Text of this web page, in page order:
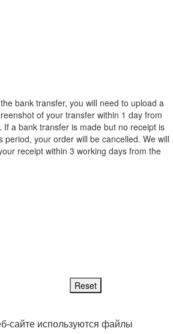
сайте используются файлы
bank transfer, you will need to upload a
of your transfer within 1 day from
If a bank transfer is made but no receipt is
period, your order will be cancelled. We will
receipt within 3 working days from the
защищены.